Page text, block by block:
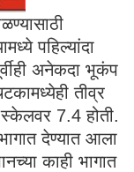
पहिल्यांदा
अनेकदा भूकंप
तीव्र
स्केलवर 7.4 होती.
देण्यात आला
काही भागात